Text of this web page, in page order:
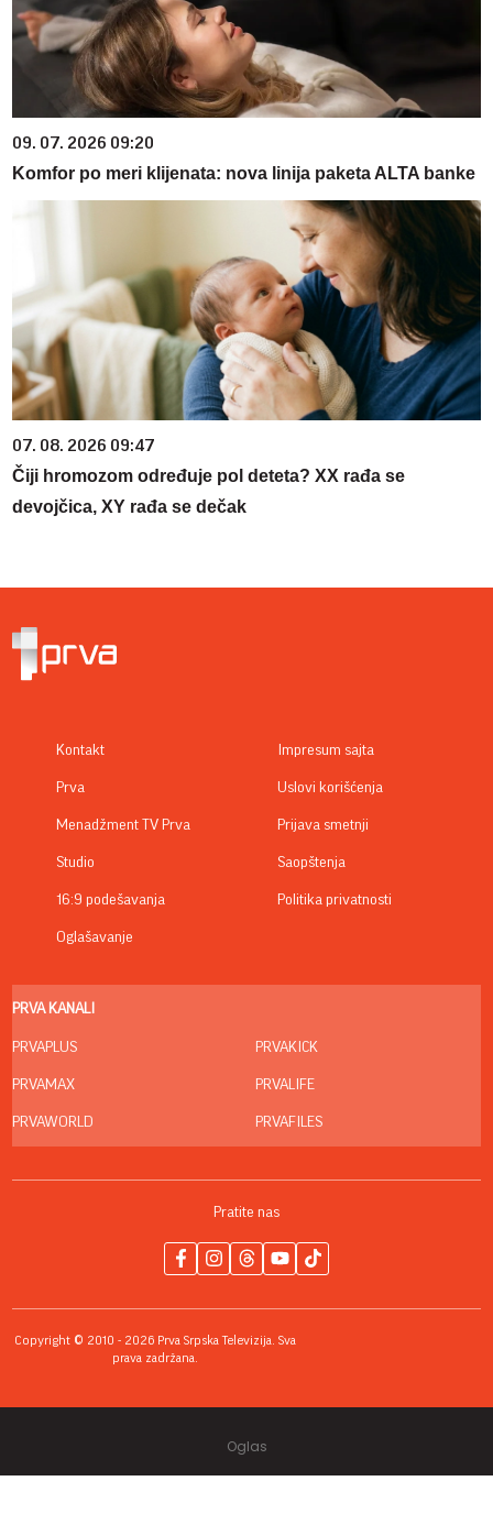
09. 07. 2026 09:20
Komfor po meri klijenata: nova linija paketa ALTA banke
07. 08. 2026 09:47
Čiji hromozom određuje pol deteta? XX rađa se
devojčica, XY rađa se dečak
Kontakt
Prva
Menadžment TV Prva
Studio
16:9 podešavanja
Oglašavanje
Impresum sajta
Uslovi korišćenja
Prijava smetnji
Saopštenja
Politika privatnosti
PRVA KANALI
PRVAPLUS
PRVAMAX
PRVAWORLD
PRVAKICK
PRVALIFE
PRVAFILES
Pratite nas
Copyright © 2010 - 2026 Prva Srpska Televizija. Sva
prava zadržana.